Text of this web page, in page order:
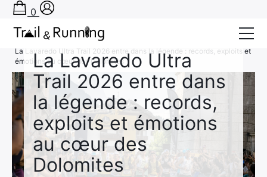
Actu Running
La Lavaredo Ultra
Trail 2026 entre dans
la légende : records,
exploits et émotions
au cœur des
Dolomites
Actu Running
La Lavaredo Ultra Trail 2026 entre dans la légende : records, exploits et
émotions au cœur des Dolomites
0
Conseils
Récits de course
Tests
Bons plans
Actu Running